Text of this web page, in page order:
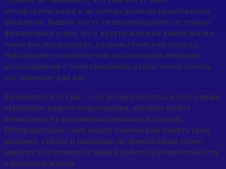
метафорическими и не всегда должны трактоваться
буквально. Вишни могут символизировать не только
финансовый успех, но и другие аспекты вашей жизни,
такие как плодородие, удовольствие или страсть.
Наблюдайте за контекстом сна и своими личными
ассоциациями с этим символом, чтобы точно понять
его значение для вас.
Запомните, что сны — это не пророчества, а всего лишь
отражение вашего подсознания, которое может
воплотиться в различных символах и образах.
Интерпретация снов может помочь вам понять свои
желания, страхи и надежды, но финансовый успех
зависит в основном от вашей работы и решительности
в реальной жизни.